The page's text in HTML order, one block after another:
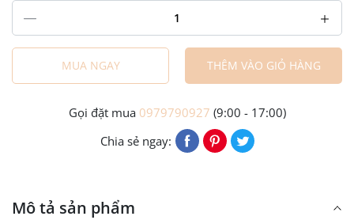
MUA NGAY THÊM VÀO GIỎ HÀNG
Gọi đặt mua 0979790927 (9:00 - 17:00)
Chia sẻ ngay:
Mô tả sản phẩm